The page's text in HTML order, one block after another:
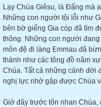
Lạy Chúa Giêsu, là Đấng mà
Những con người tội lỗi như
bên bờ giếng Gia cóp đã tìm
thông. Những con người
môn đệ đi làng Emmau đã
thành như các tông đồ năm
Chúa. Tất cả những cảnh đời
nghị lực nhờ gặp được Chúa
Giờ đây trước tôn nhan Chúa,